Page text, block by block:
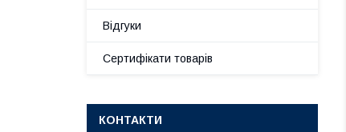
Відгуки
Сертифікати товарів
КОНТАКТИ